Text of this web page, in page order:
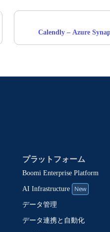
Calendly – Azure
プラットフォーム
Boomi Enterprise Platform
AI Infrastructure New
データ管理
データ連携と自動化